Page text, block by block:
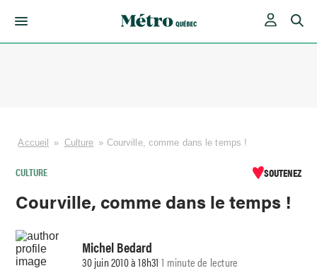
Accueil » Culture » Courville, comme dans le temps !
CULTURE SOUTENEZ
Courville, comme dans le temps !
Michel Bedard
30 juin 2010 à 18h31 1 minute de lecture